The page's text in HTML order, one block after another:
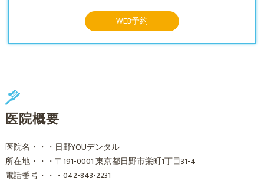
WEB予約
医院概要
医院名・・・日野YOUデンタル
所在地・・・〒191-0001 東京都日野市栄町1丁目31-4
電話番号・・・042-843-2231